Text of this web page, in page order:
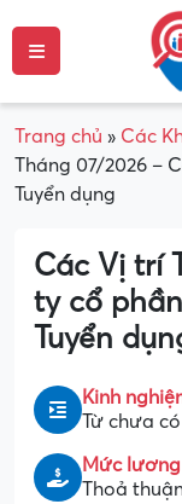
Trang chủ » Các
Tháng 07/2026 –
Tuyển dụng
Các Vị trí
ty cổ
Tuyển
Kinh
Từ chưa
Mức lương
Thoả